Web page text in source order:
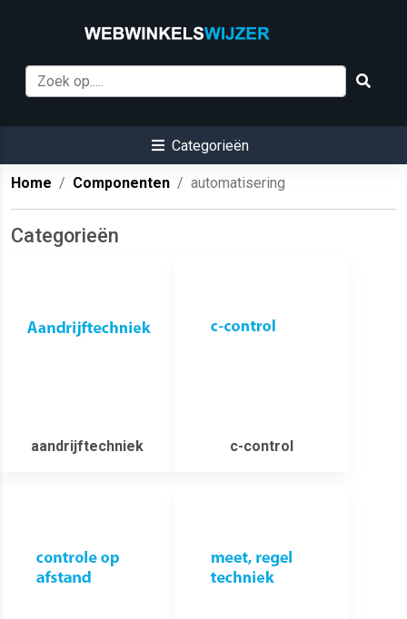
Categorieën
Home Componenten automatisering
Categorieën
aandrijftechniek c-control